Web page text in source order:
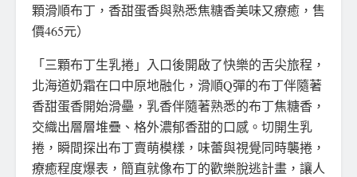
顆滑順布丁，香甜蛋香與熟悉焦糖香美味又療癒，售
價465元）
「三顆布丁生乳捲」入口後開啟了快樂的舌尖旅程，
北海道奶霜在口中原地融化，滑順Q彈的布丁伴隨著
香甜蛋香開始滑壘，乳香伴隨著熟悉的布丁焦糖香，
交織出層層堆疊、格外濃郁香甜的口感。切開生乳
捲，瞬間探出布丁賣萌模樣，味蕾與視覺同時襲捲，
療癒程度爆表，簡直就像布丁的歡樂脫逃計畫，讓人